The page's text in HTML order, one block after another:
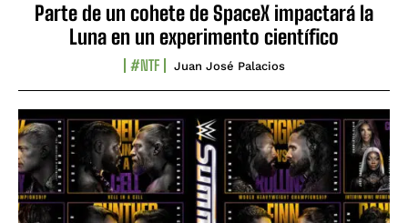
Parte de un cohete de SpaceX impactará la
Luna en un experimento científico
#NTF Juan José Palacios